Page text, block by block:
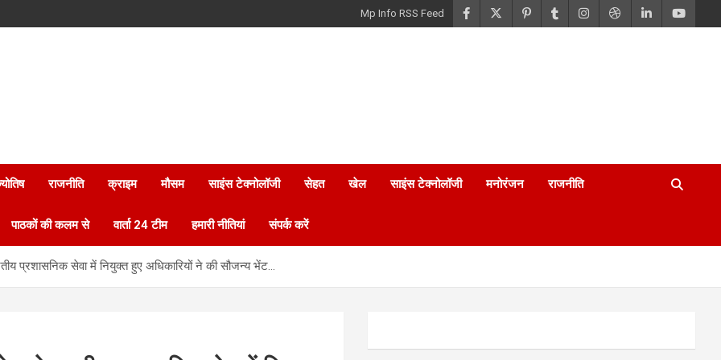
Mp Info RSS Feed
राजनीति क्राइम मौसम साइंस टेक्नोलॉजी सेहत खेल साइंस टेक्नोलॉजी मनोरंजन राजनीति
पाठकों की कलम से वार्ता 24 टीम हमारी नीतियां संपर्क करें
प्रशासनिक सेवा में नियुक्त हुए अधिकारियों ने की सौजन्य भेंट…